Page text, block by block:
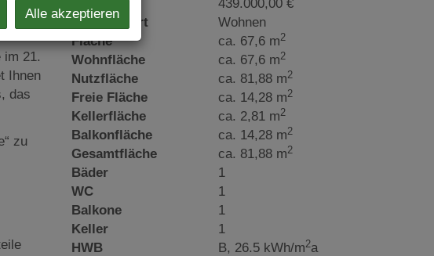
im 21.
Ihnen
das
zu
Kaufpreis
439.000,00 €
Nutzungsart
Wohnen
Fläche
ca. 67,6 m2
Wohnfläche ca. 67,6 m2
Nutzfläche ca. 81,88 m2
Freie Fläche ca. 14,28 m2
Kellerfläche ca. 2,81 m2
Balkonfläche ca. 14,28 m2
Gesamtfläche ca. 81,88 m2
Bäder
1
WC
1
Balkone
1
Keller
1
HWB
B, 26.5 kWh/m2a
Alle akzeptieren